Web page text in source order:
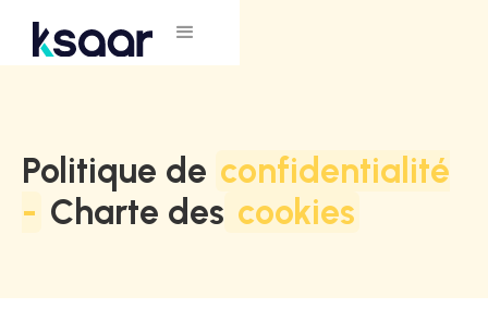
Politique de confidentialité
- Charte des cookies